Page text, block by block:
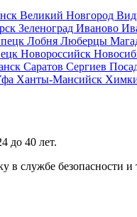
Великий Новгород
Зеленоград Иваново
Лобня Люберцы
Новороссийск
Саратов Сергиев
Ханты-Мансийск
до 40 лет.
службе безопасности и